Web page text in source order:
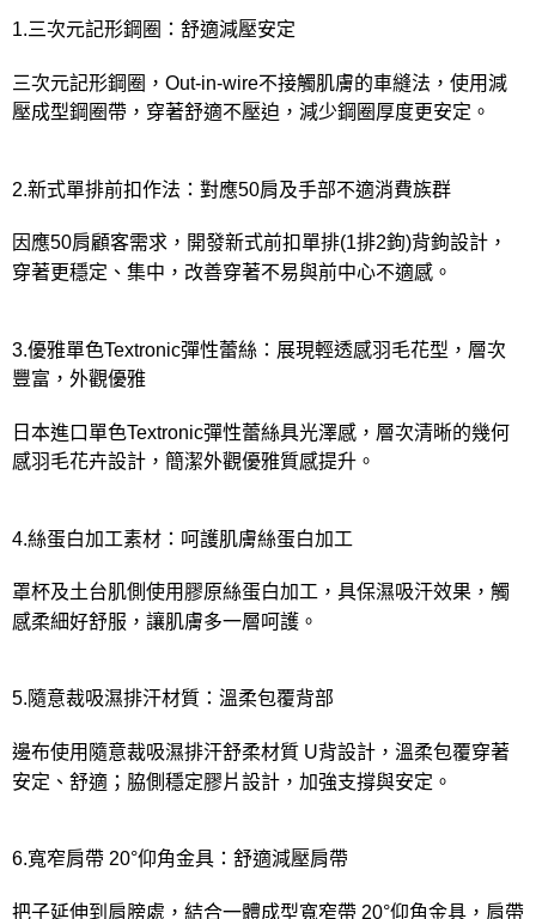
1.三次元記形鋼圈：舒適減壓安定
三次元記形鋼圈，Out-in-wire不接觸肌膚的車縫法，使用減
壓成型鋼圈帶，穿著舒適不壓迫，減少鋼圈厚度更安定。
2.新式單排前扣作法：對應50肩及手部不適消費族群
因應50肩顧客需求，開發新式前扣單排(1排2鉤)背鉤設計，
穿著更穩定、集中，改善穿著不易與前中心不適感。
3.優雅單色Textronic彈性蕾絲：展現輕透感羽毛花型，層次
豐富，外觀優雅
日本進口單色Textronic彈性蕾絲具光澤感，層次清晰的幾何
感羽毛花卉設計，簡潔外觀優雅質感提升。
4.絲蛋白加工素材：呵護肌膚絲蛋白加工
罩杯及土台肌側使用膠原絲蛋白加工，具保濕吸汗效果，觸
感柔細好舒服，讓肌膚多一層呵護。
5.隨意裁吸濕排汗材質：溫柔包覆背部
邊布使用隨意裁吸濕排汗舒柔材質 U背設計，溫柔包覆穿著
安定、舒適；脇側穩定膠片設計，加強支撐與安定。
6.寬窄肩帶 20°仰角金具：舒適減壓肩帶
把子延伸到肩膀處，結合一體成型寬窄帶 20°仰角金具，肩帶